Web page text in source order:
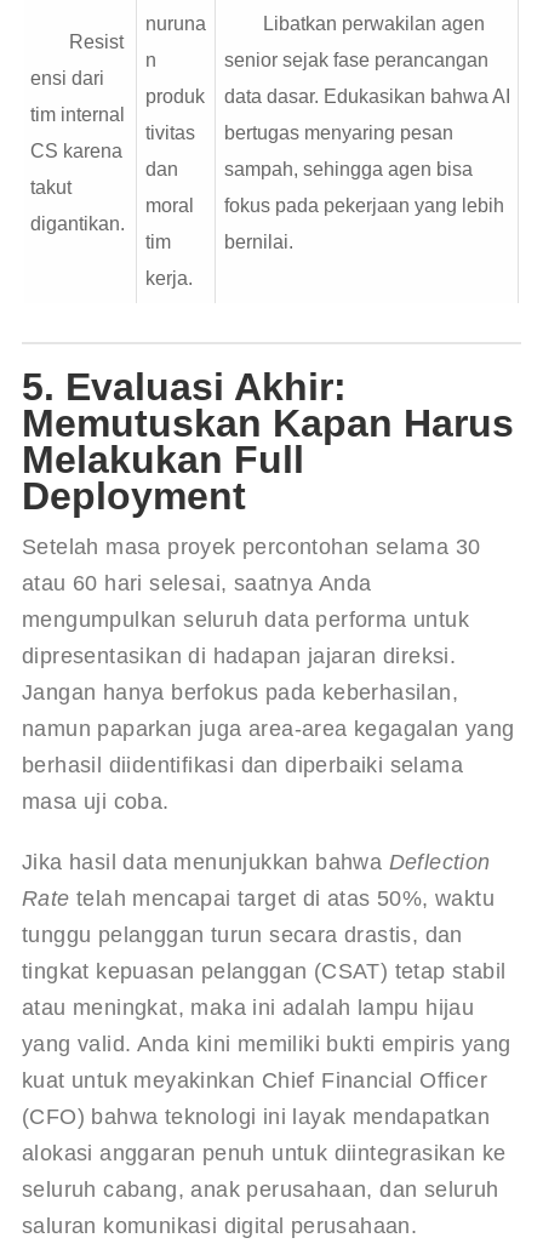
Resist
ensi dari
tim internal
CS karena
takut
digantikan.
nuruna
n
produk
tivitas
dan
moral
tim
kerja.
Libatkan perwakilan agen
senior sejak fase perancangan
data dasar. Edukasikan bahwa AI
bertugas menyaring pesan
sampah, sehingga agen bisa
fokus pada pekerjaan yang lebih
bernilai.
5. Evaluasi Akhir:
Memutuskan Kapan Harus
Melakukan Full
Deployment
Setelah masa proyek percontohan selama 30
atau 60 hari selesai, saatnya Anda
mengumpulkan seluruh data performa untuk
dipresentasikan di hadapan jajaran direksi.
Jangan hanya berfokus pada keberhasilan,
namun paparkan juga area-area kegagalan yang
berhasil diidentifikasi dan diperbaiki selama
masa uji coba.
Jika hasil data menunjukkan bahwa Deflection
Rate telah mencapai target di atas 50%, waktu
tunggu pelanggan turun secara drastis, dan
tingkat kepuasan pelanggan (CSAT) tetap stabil
atau meningkat, maka ini adalah lampu hijau
yang valid. Anda kini memiliki bukti empiris yang
kuat untuk meyakinkan Chief Financial Officer
(CFO) bahwa teknologi ini layak mendapatkan
alokasi anggaran penuh untuk diintegrasikan ke
seluruh cabang, anak perusahaan, dan seluruh
saluran komunikasi digital perusahaan.